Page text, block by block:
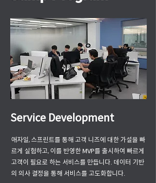
Service Development
애자일, 스프린트를 통해 고객 니즈에 대한 가설을 빠
르게 실험하고, 이를 반영한 MVP를 출시하여 빠르게
고객이 필요로 하는 서비스를 만듭니다. 데이터 기반
의 의사 결정을 통해 서비스를 고도화합니다.